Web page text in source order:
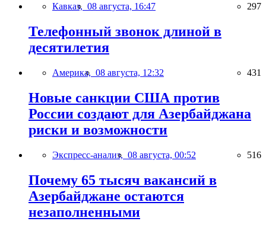
Кавказ, 08 августа, 16:47 297
Телефонный звонок длиной в
десятилетия
Америка, 08 августа, 12:32 431
Новые санкции США против
России создают для Азербайджана
риски и возможности
Экспресс-анализ, 08 августа, 00:52 516
Почему 65 тысяч вакансий в
Азербайджане остаются
незаполненными